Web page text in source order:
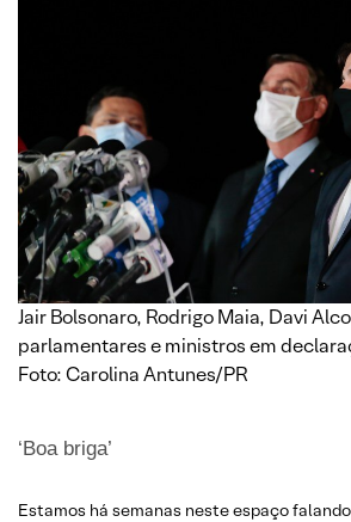
Jair Bolsonaro, Rodrigo Maia, Davi
parlamentares e ministros em
Foto: Carolina Antunes/PR
‘Boa briga’
Estamos há semanas neste espaço